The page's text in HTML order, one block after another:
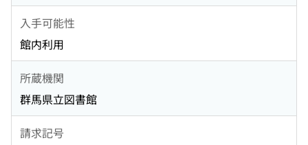
入手可能性
館内利用
所蔵機関
群馬県立図書館
請求記号